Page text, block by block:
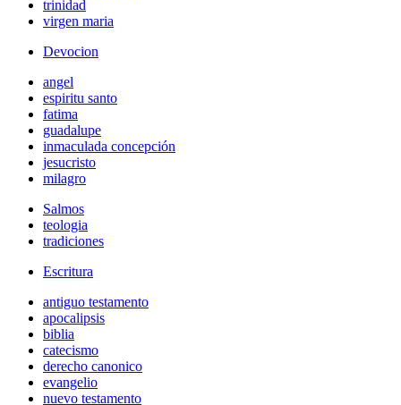
trinidad
virgen maria
Devocion
angel
espiritu santo
fatima
guadalupe
inmaculada concepción
jesucristo
milagro
Salmos
teologia
tradiciones
Escritura
antiguo testamento
apocalipsis
biblia
catecismo
derecho canonico
evangelio
nuevo testamento